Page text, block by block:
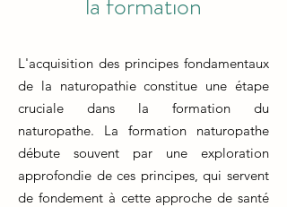
L'acquisition des principes fondamentaux
de la naturopathie constitue une étape
cruciale dans la formation du
naturopathe. La formation naturopathe
débute souvent par une exploration
approfondie de ces principes, qui servent
de fondement à cette approche de santé